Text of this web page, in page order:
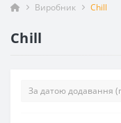
Виробник Chill
Chill